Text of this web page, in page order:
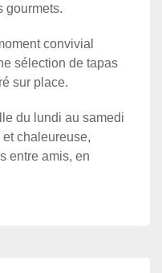
gourmets.
convivial
sélection de tapas
sur place.
du lundi au samedi
chaleureuse,
entre amis, en